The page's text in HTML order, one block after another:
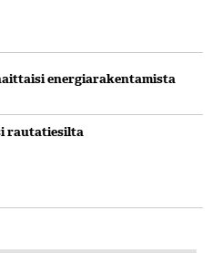
energiarakentamista
rautatiesilta